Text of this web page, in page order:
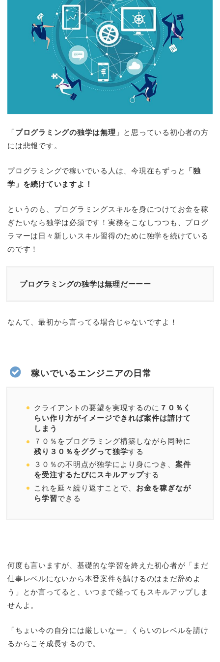
「プログラミングの独学は無理 」と思っている初心者の方
には悲報です。
プログラミングで稼いでいる人は、今現在もずっと
「独
学」を続けていますよ！
というのも、プログラミングスキルを身につけてお金を稼
ぎたいなら独学は必須です！実務をこなしつつも、プログ
ラマーは日々新しいスキル習得のために独学を続けている
のです！
プログラミングの独学は無理だーーー
なんて、最初から言ってる場合じゃないですよ！
稼いでいるエンジニアの日常
クライアントの要望を実現するのに ７０％く
らい作り方がイメージできれば案件は請けて
しまう
７０％をプログラミング構築しながら同時に
残り３０％をググって独学する
３０％の不明点が独学により身につき、 案件
を受注するたびにスキルアップする
これを延々繰り返すことで、 お金を稼ぎなが
ら学習できる
何度も言いますが、基礎的な学習を終えた初心者が「まだ
仕事レベルにないから本番案件を請けるのはまだ辞めよ
う」とか言ってると、いつまで経ってもスキルアップしま
せんよ。
「ちょい今の自分には厳しいなー」くらいのレベルを請け
るからこそ成長するので。